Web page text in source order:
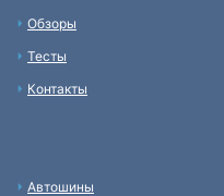
Обзоры
Тесты
Контакты
Автошины